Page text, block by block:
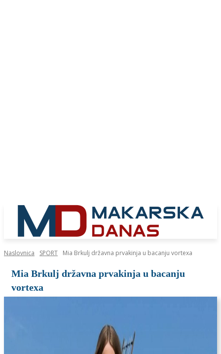
Naslovnica SPORT Mia Brkulj državna prvakinja u bacanju vortexa
Mia Brkulj državna prvakinja u bacanju
vortexa